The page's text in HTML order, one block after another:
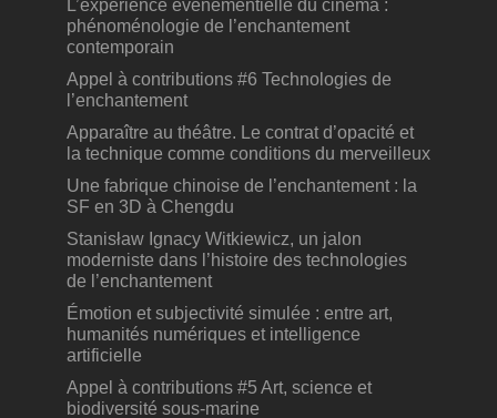
L’expérience événementielle du cinéma :
phénoménologie de l’enchantement
contemporain
Appel à contributions #6 Technologies de
l’enchantement
Apparaître au théâtre. Le contrat d’opacité et
la technique comme conditions du merveilleux
Une fabrique chinoise de l’enchantement : la
SF en 3D à Chengdu
Stanisław Ignacy Witkiewicz, un jalon
moderniste dans l’histoire des technologies
de l’enchantement
Émotion et subjectivité simulée : entre art,
humanités numériques et intelligence
artificielle
Appel à contributions #5 Art, science et
biodiversité sous-marine